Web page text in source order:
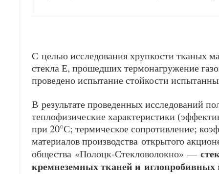
С целью исследования хрупкости тканых
стекла Е, прошедших термонагружение
проведено испытание стойкости
В результате проведенных исследований
теплофизические характеристики
при 20°С; термическое сопротивление;
материалов производства открытого
общества «Полоцк-Стекловолокно» —
кремнеземных тканей и иглопробивных